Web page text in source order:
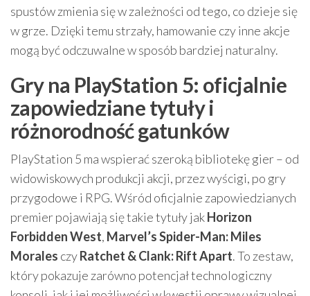
spustów zmienia się w zależności od tego, co dzieje się
w grze. Dzięki temu strzały, hamowanie czy inne akcje
mogą być odczuwalne w sposób bardziej naturalny.
Gry na PlayStation 5: oficjalnie
zapowiedziane tytuły i
różnorodność gatunków
PlayStation 5 ma wspierać szeroką bibliotekę gier – od
widowiskowych produkcji akcji, przez wyścigi, po gry
przygodowe i RPG. Wśród oficjalnie zapowiedzianych
premier pojawiają się takie tytuły jakHorizon
Forbidden West, Marvel’s Spider-Man: Miles
Morales czyRatchet & Clank: Rift Apart. To zestaw,
który pokazuje zarówno potencjał technologiczny